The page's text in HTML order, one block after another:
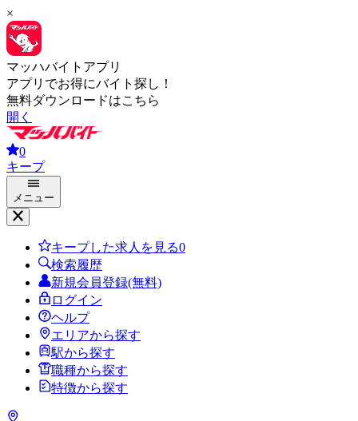
×
マッハバイトアプリ
アプリでお得にバイト探し！
無料ダウンロードはこちら
開く
0
キープ
メニュー
キープした求人を見る0
検索履歴
新規会員登録(無料)
ログイン
ヘルプ
エリアから探す
駅から探す
職種から探す
特徴から探す